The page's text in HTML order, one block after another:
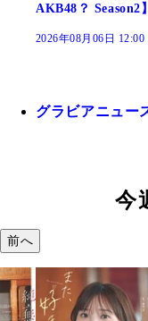
AKB48？ Season2】
2026年08月06日 12:00
グラビアニュー
今
前へ